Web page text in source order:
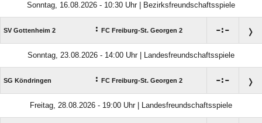
Sonntag, 16.08.2026 - 10:30 Uhr | Bezirksfreundschaftsspiele
SV Gottenheim 2 : FC Freiburg-St. Georgen 2 :
Sonntag, 23.08.2026 - 14:00 Uhr | Landesfreundschaftsspiele
SG Köndringen : FC Freiburg-St. Georgen 2 :
Freitag, 28.08.2026 - 19:00 Uhr | Landesfreundschaftsspiele